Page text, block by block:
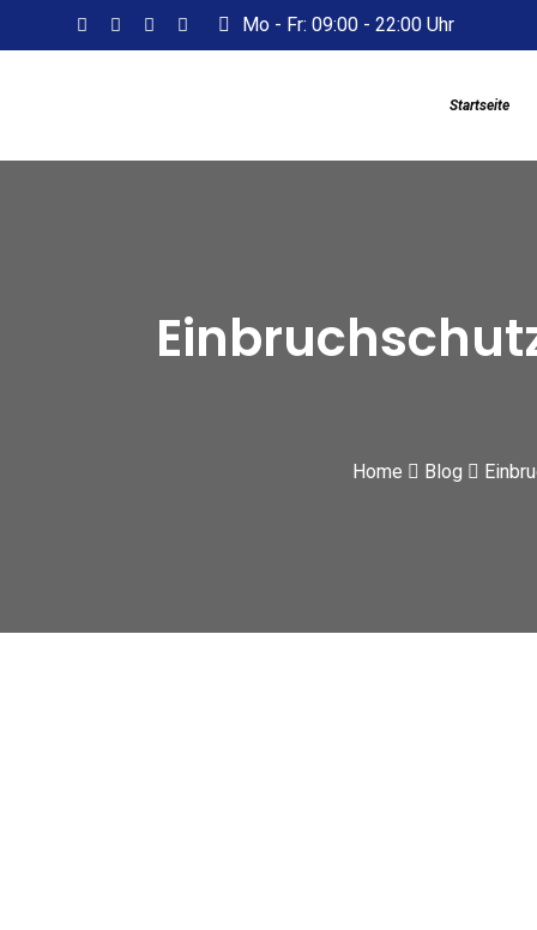
k
Mo - Fr: 09:00 - 22:00 Uhr
Startseite
Home Blog